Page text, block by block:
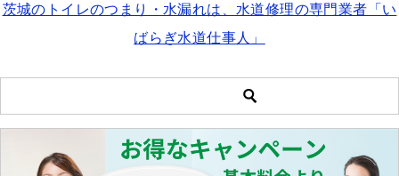
tt e c
b
o
茨城のトイレのつまり・水漏れは、水道修理の専門業者「い
ばらぎ水道仕事人」